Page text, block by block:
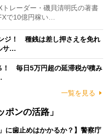
レーダー・磯貝清明氏の著書
で10億円稼い…
ジ！ 種銭は差し押さえを免れ
サ…
！ 毎日5万円超の延滞税が積み
一覧を見る
ンの活路」
に歯止めはかかるか？】警察庁